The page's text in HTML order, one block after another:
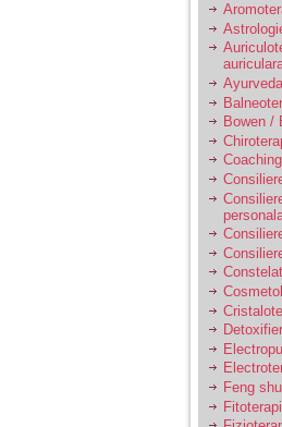
Sunt
31 de ani
varsta de
mi-e
De ceva
mi s-a
cronica
scapa si
cauza ei
controla
cateodata
de suferit.
Am o
care nu
prietena
Am fost
acord sa
copil, cu
baiat.
Ayurveda
Bowen /
Coaching
Feng